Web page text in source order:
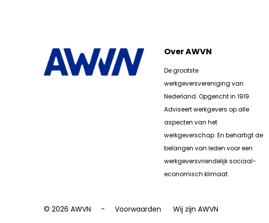
Over AWVN
De grootste
werkgeversvereniging van
Nederland. Opgericht in 1919.
Adviseert werkgevers op alle
aspecten van het
werkgeverschap. En behartigt de
belangen van leden voor een
werkgeversvriendelijk sociaal-
economisch klimaat.
© 2026 AWVN Voorwaarden Wij zijn AWVN